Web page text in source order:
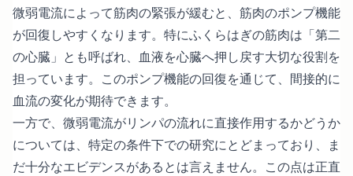
微弱電流によって筋肉の緊張が緩むと、筋肉のポンプ機能
が回復しやすくなります。特にふくらはぎの筋肉は「第二
の心臓」とも呼ばれ、血液を心臓へ押し戻す大切な役割を
担っています。このポンプ機能の回復を通じて、間接的に
血流の変化が期待できます。
一方で、微弱電流がリンパの流れに直接作用するかどうか
については、特定の条件下での研究にとどまっており、ま
だ十分なエビデンスがあるとは言えません。この点は正直